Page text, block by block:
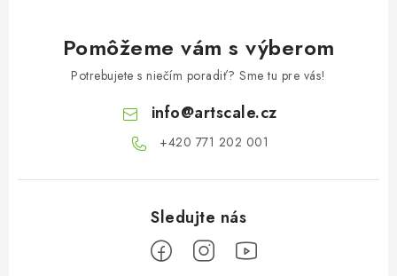
Pomôžeme vám s výberom
Potrebujete s niečím poradiť? Sme tu pre vás!
info@artscale.cz
+420 771 202 001​